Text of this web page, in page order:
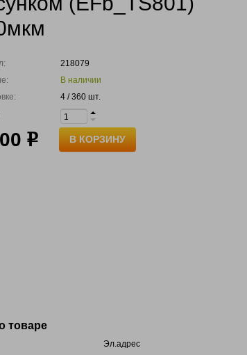
218079
В наличии
4 / 360 шт.
р В КОРЗИНУ
товаре
Эл.адрес